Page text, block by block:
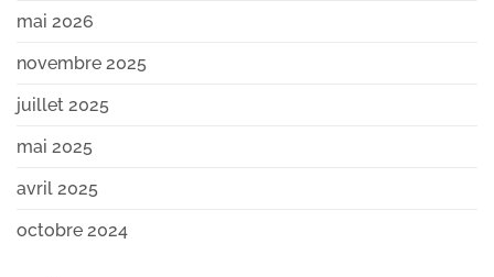
mai 2026
novembre 2025
juillet 2025
mai 2025
avril 2025
octobre 2024